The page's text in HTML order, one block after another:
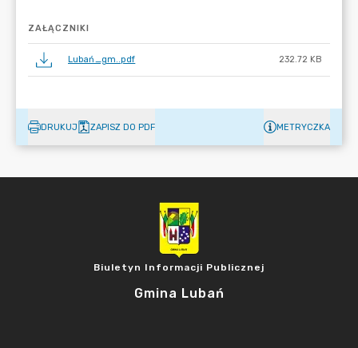
ZAŁĄCZNIKI
Lubań_gm..pdf 232.72 KB
DRUKUJ ZAPISZ DO PDF METRYCZKA
Biuletyn Informacji Publicznej
Gmina Lubań